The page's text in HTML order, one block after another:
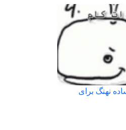
نهنگ برای